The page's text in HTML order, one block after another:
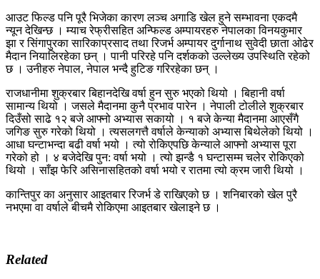
आउट फिल्ड पनि पूरै भिजेका कारण लञ्च अगाडि खेल हुने सम्भावना एकदमै
न्यून देखिन्छ । म्याच रेफ्रीसहित अन्फिल्ड अम्पायरहरु नेपालका विनयकुमार
झा र सिंगापुरका सारिकाप्रसाद तथा रिजर्भ अम्पायर दुर्गानाथ सुवेदी छाता ओढेर
मैदान नियालिरहेका छन् । पानी परिरहे पनि दर्शकको उल्लेख्य उपस्थिति रहेको
छ । उनीहरु नेपाल, नेपाल भन्दै हुटिङ गरिरहेका छन् ।
राजधानीमा शुक्रबार बिहानदेखि वर्षा हुन सुरु भएको थियो । बिहानी वर्षा
सामान्य थियो । जसले मैदानमा कुनै प्रभाव पारेन । नेपाली टोलीले शुक्रबार
दिउँसो साढे १२ बजे आफ्नो अभ्यास सकायो । १ बजे केन्या मैदानमा आएसँगै
जगिङ सुरु गरेको थियो । त्यसलगत्तै वर्षाले केन्याको अभ्यास बिथेलेको थियो ।
आधा घन्टाभन्दा बढी वर्षा भयो । त्यो रोकिएपछि केन्याले आफ्नो अभ्यास पूरा
गरेको हो । ४ बजेदेखि पुन: वर्षा भयो । त्यो झन्डै १ घन्टासम्म चलेर रोकिएको
थियो । साँझ फेरि असिनासहितको वर्षा भयो र रातमा त्यो क्रम जारी थियो ।
कान्तिपुर का अनुसार आइतबार रिजर्भ डे राखिएको छ । शनिबारको खेल पुरै
नभएमा वा वर्षाले बीचमै रोकिएमा आइतबार खेलाइने छ ।
Related